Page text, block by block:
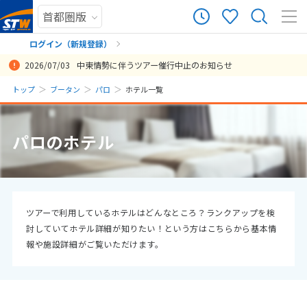
ログイン（新規登録）
まだ履歴がありません
まだ登録がありません
2026/07/03 中東情勢に伴うツアー催行中止のお知らせ
トップ ブータン パロ ホテル一覧
パロのホテル
ツアーで利用しているホテルはどんなところ？ランクアップを検
討していてホテル詳細が知りたい！という方はこちらから基本情
報や施設詳細がご覧いただけます。